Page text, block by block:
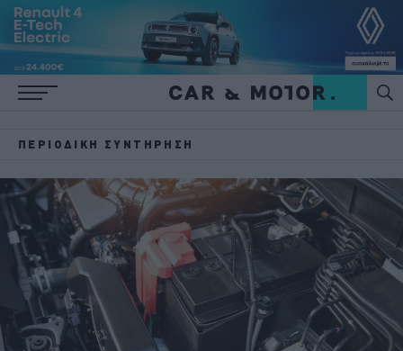
ΠΕΡΙΟΔΙΚΉ ΣΥΝΤΉΡΗΣΗ